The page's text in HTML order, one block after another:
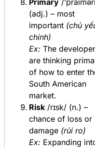
Primary /
(adj.) – most
important (chủ
chính)
Ex: The
are thinking
of how to enter
South American
market.
Risk /rɪsk/ (n.) –
chance of loss or
damage (rủi ro)
Ex: Expanding